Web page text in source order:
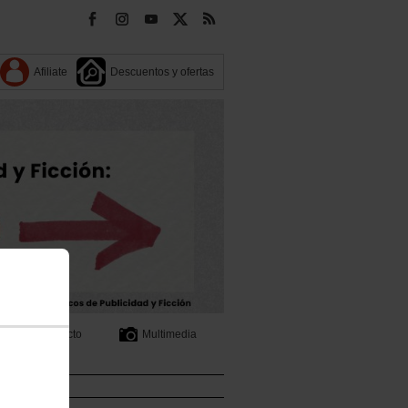
Afiliate Descuentos y ofertas
Contacto
Multimedia